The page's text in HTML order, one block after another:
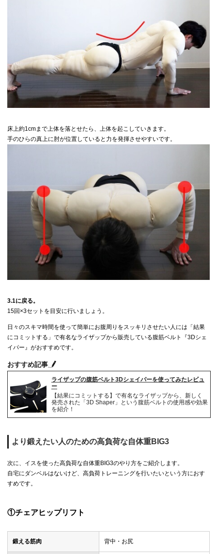
床上約1cmまで上体を落とせたら、上体を起こしていきます。
手のひらの真上に肘が位置していると力を発揮させやすいです。
3.1に戻る。
15回×3セットを目安に行いましょう。
日々のスキマ時間を使って簡単にお腹周りをスッキリさせたい人には「結果
にコミットする」で有名なライザップから販売している腹筋ベルト『3Dシェ
イパー』がおすすめです。
おすすめ記事
ライザップの腹筋ベルト3Dシェイパーを使ってみたレビュ
ー
【結果にコミットする】で有名なライザップから、新しく
発売された「3D Shaper」という腹筋ベルトの使用感や効果
を紹介！
より鍛えたい人のための高負荷な自体重BIG3
次に、イスを使った高負荷な自体重BIG3のやり方をご紹介します。
自宅にダンベルはないけど、高負荷トレーニングを行いたいという方におす
すめです。
①チェアヒップリフト
鍛える筋肉 背中・お尻